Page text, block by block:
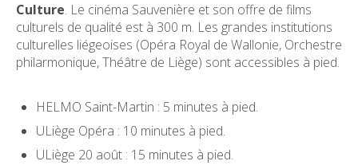
Culture. Le cinéma Sauvenière et son offre de films
culturels de qualité est à 300 m. Les grandes institutions
culturelles liégeoises (Opéra Royal de Wallonie, Orchestre
philarmonique, Théâtre de Liège) sont accessibles à pied.
HELMO Saint-Martin : 5 minutes à pied.
ULiège Opéra : 10 minutes à pied.
ULiège 20 août : 15 minutes à pied.